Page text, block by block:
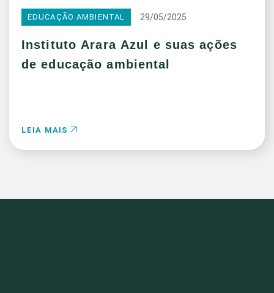
EDUCAÇÃO AMBIENTAL 29/05/2025
Instituto Arara Azul e suas ações
de educação ambiental
LEIA MAIS